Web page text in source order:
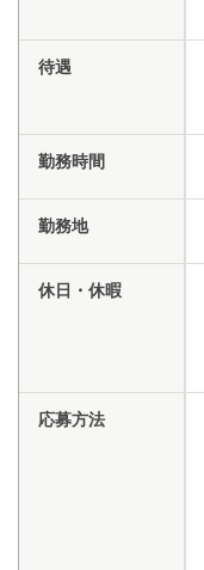
待遇
勤務時間
勤務地
休日・休暇
応募方法